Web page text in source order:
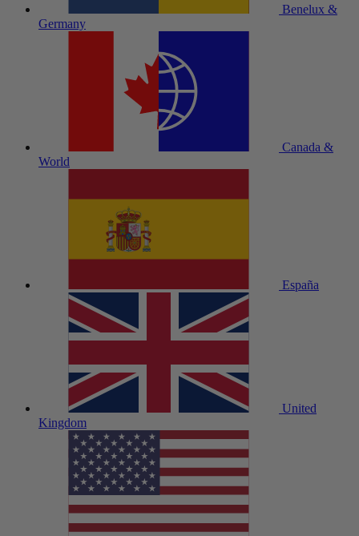
Benelux &
Germany
Canada &
World
España
United
Kingdom